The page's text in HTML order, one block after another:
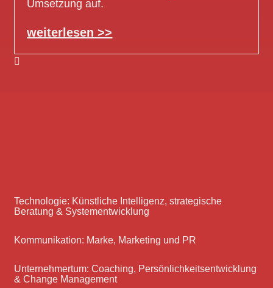
Umsetzung auf.
weiterlesen >>
Technologie: Künstliche Intelligenz, strategische
Beratung & Systementwicklung
Kommunikation: Marke, Marketing und PR
Unternehmertum: Coaching, Persönlichkeitsentwicklung
& Change Management